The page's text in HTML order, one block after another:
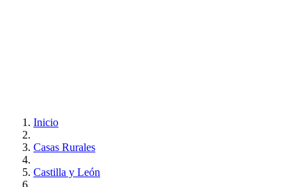
Inicio
Casas Rurales
Castilla y León